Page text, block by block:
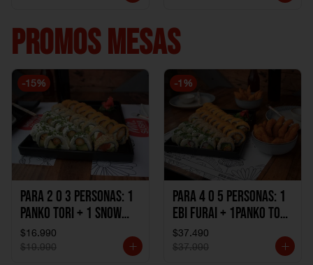
PROMOS MESAS
-15%
Para 2 o 3 personas: 1
Panko Tori + 1 Snow
Ebi Cheese + 1
California Sake Cheese
$16.990
$19.990
-1 %
Para 4 o 5 personas: 1
Ebi Furai + 1Panko Tori
+ 1Snow Kani +
1California Sake +
$37.490
$37.990